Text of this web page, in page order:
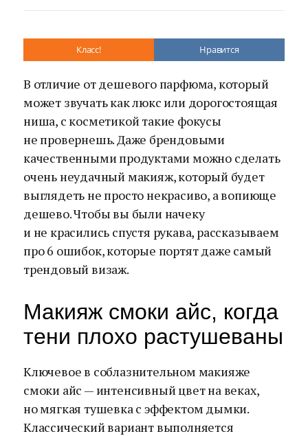
Класс! Нравится
В отличие от дешевого парфюма, который
может звучать как люкс или дорогостоящая
ниша, с косметикой такие фокусы
не провернешь. Даже брендовыми
качественными продуктами можно сделать
очень неудачный макияж, который будет
выглядеть не просто некрасиво, а вопиюще
дешево. Чтобы вы были начеку
и не красились спустя рукава, рассказываем
про 6 ошибок, которые портят даже самый
трендовый визаж.
Макияж смоки айс, когда
тени плохо растушеваны
Ключевое в соблазнительном макияже
смоки айс — интенсивный цвет на веках,
но мягкая тушевка с эффектом дымки.
Классический вариант выполняется